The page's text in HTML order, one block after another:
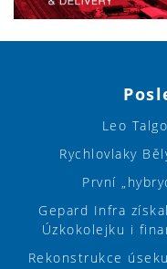
Leo
Rychlovlaky
První
Gepard Infra
Úzkokolejku i
Rekonstrukce